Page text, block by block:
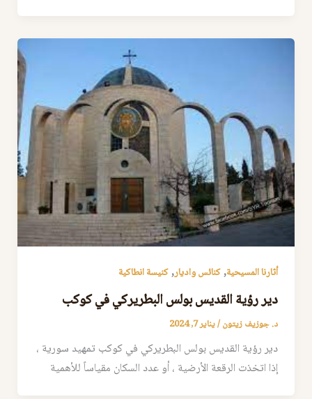
أثارنا المسيحية,كنائس واديار,كنيسة انطاكية
دير رؤية القديس بولس البطريركي في كوكب
د. جوزيف زيتون/يناير 7, 2024
دير رؤية القديس بولس البطريركي في كوكب تمهيد سورية ،
إذا اتخذت الرقعة الأرضية ، أو عدد السكان مقياساً للأهمية